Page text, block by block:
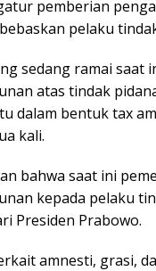
pemberian
pelaku
sedang ramai
atas tindak
dalam bentuk tax
kali.
bahwa saat ini
kepada pelaku
Presiden Prabowo.
amnesti, grasi,